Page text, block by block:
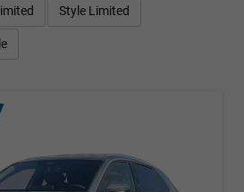
Style Limited